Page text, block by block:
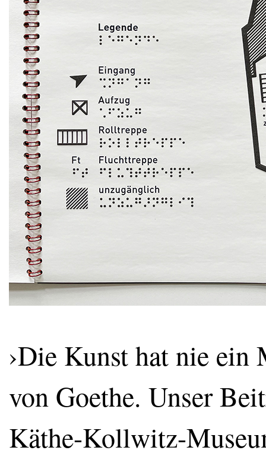
›Die Kunst hat nie ein
von Goethe. Unser
Käthe-Kollwitz-